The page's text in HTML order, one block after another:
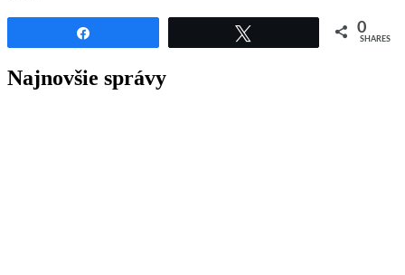
0
SHARES
Najnovšie správy